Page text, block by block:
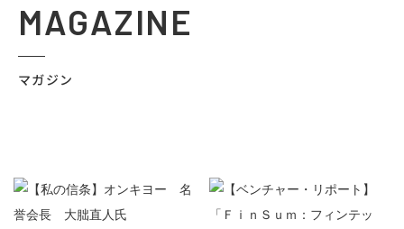
MAGAZINE
マガジン